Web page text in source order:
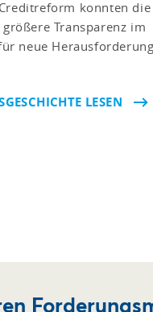
konnten die
Transparenz im
neue
LESEN